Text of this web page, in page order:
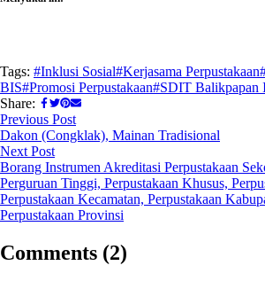
Tags: #Inklusi Sosial#Kerjasama Perpustakaan
BIS#Promosi Perpustakaan#SDIT Balikpapan
Share:
Previous Post
Dakon (Congklak), Mainan Tradisional
Next Post
Borang Instrumen Akreditasi Perpustakaan
Perguruan Tinggi, Perpustakaan Khusus,
Perpustakaan Kecamatan, Perpustakaan
Perpustakaan Provinsi
Comments (2)